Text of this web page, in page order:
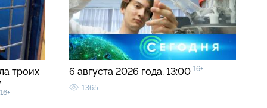
троих
16+
6 августа 2026 года. 13:00 16+
1365